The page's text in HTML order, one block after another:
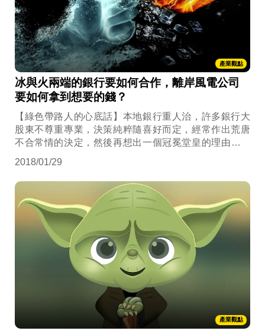
產業觀點
冰與火兩端的銀行要如何合作，離岸風電公司
要如何拿到想要的錢？
【綠色帶路人的心底話】本地銀行重人治，許多銀行大
股東不尊重專業，決策純粹隨喜好而定，經常作出荒唐
不合常情的決定，然後再想出一個冠冕堂皇的理由去擦
2018/01/29
產業觀點